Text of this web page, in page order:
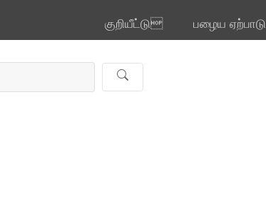
குறியீட்டு பழைய ஏற்பாடு